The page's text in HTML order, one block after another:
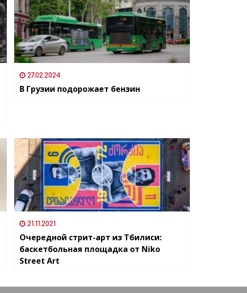
27.02.2024
В Грузии подорожает бензин
21.11.2021
Очередной стрит-арт из Тбилиси:
баскетбольная площадка от Niko
Street Art